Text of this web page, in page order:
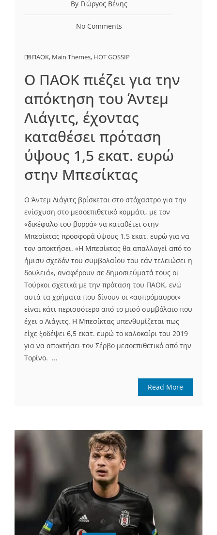
By Γιώργος Βένης
No Comments
ΠΑΟΚ, Main Themes, HOT GOSSIP
Ο ΠΑΟΚ πιέζει για την
απόκτηση του Άντεμ
Λιάγιτς, έχοντας
καταθέσει πρόταση
ύψους 1,5 εκατ. ευρώ
στην Μπεσίκτας
Ο Άντεμ Λιάγιτς βρίσκεται στο στόχαστρο για την
ενίσχυση στο μεσοεπιθετικό κομμάτι, με τον
«δικέφαλο του βορρά» να καταθέτει στην
Μπεσίκτας προσφορά ύψους 1,5 εκατ. ευρώ για να
τον αποκτήσει. «Η Μπεσίκτας θα απαλλαγεί από το
ήμισυ σχεδόν του συμβολαίου του εάν τελειώσει η
δουλειά», αναφέρουν σε δημοσιεύματά τους οι
Τούρκοι σχετικά με την πρόταση του ΠΑΟΚ, ενώ
αυτά τα χρήματα που δίνουν οι «ασπρόμαυροι»
είναι κάτι περισσότερο από το μισό συμβόλαιο που
έχει ο Λιάγιτς. Η Μπεσίκτας υπενθυμίζεται πως
είχε ξοδέψει 6,5 εκατ. ευρώ το καλοκαίρι του 2019
για να αποκτήσει τον Σέρβο μεσοεπιθετικό από την
Τορίνο. ...
Read More